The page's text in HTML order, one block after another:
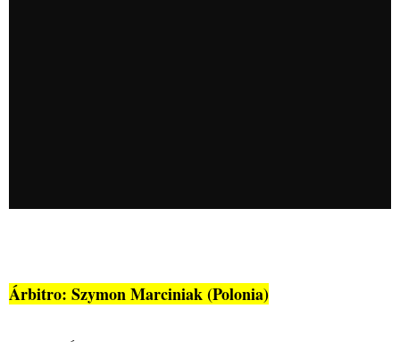
Árbitro: Szymon Marciniak (Polonia)